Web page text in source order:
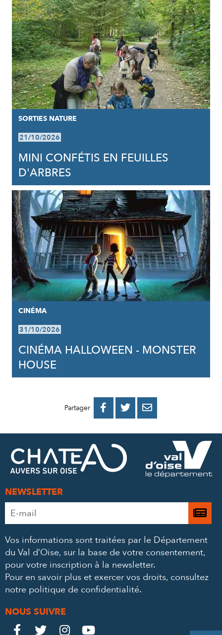
SORTIES NATURE
21/10/2026
MINI CONFÉTIS EN FEUILLES
D'ARBRES
CINÉMA
31/10/2026
CINÉMA HALLOWEEN - MONSTER
HOUSE
Partager 
PARTAGER
FACEBOOK
PARTAGER
PARTAGER
MAIL
NEWSLETTER
Adresse
e-
*
Je
à
Vos informations sont traitées par le Département
du Val d’Oise, sur la base de votre consentement,
pour votre inscription à la newsletter.
Pour en savoir plus et exercer vos droits, consultez
notre politique de confidentialité.
NOUS SUIVRE
Le
 Le
 Le
 Le
